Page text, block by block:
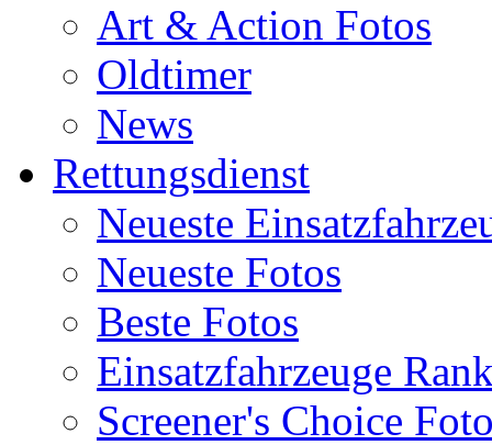
Art & Action Fotos
Oldtimer
News
Rettungsdienst
Neueste
Neueste Fotos
Beste Fotos
Einsatzfahrzeuge
Screener's Choice